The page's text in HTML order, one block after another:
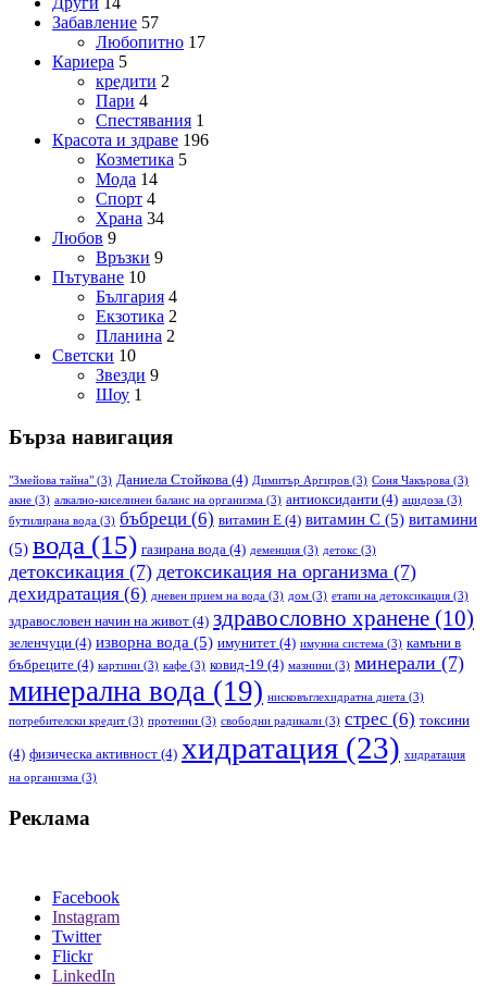
Забавление 57
Любопитно 17
Кариера 5
кредити 2
Пари 4
Спестявания 1
Красота и здраве 196
Козметика 5
Мода 14
Спорт 4
Храна 34
Любов 9
Връзки 9
Пътуване 10
България 4
Екзотика 2
Планина 2
Светски 10
Звезди 9
Шоу 1
Бърза навигация
"Змейова тайна" (3) Даниела Стойкова (4) Димитър Аргиров (3) Соня Чакърова (3)
акне (3) алкално-киселинен баланс на организма (3) антиоксиданти (4) ацидоза (3)
бутилирана вода (3) бъбреци (6) витамин Е (4) витамин С (5) витамини
(5) вода (15) газирана вода (4) деменция (3) детокс (3)
детоксикация (7) детоксикация на организма (7)
дехидратация (6) дневен прием на вода (3) дом (3) етапи на детоксикация (3)
здравословен начин на живот (4) здравословно хранене (10)
зеленчуци (4) изворна вода (5) имунитет (4) имунна система (3) камъни в
бъбреците (4) картини (3) кафе (3) ковид-19 (4) мазнини (3) минерали (7)
минерална вода (19) нисковъглехидратна диета (3)
потребителски кредит (3) протеини (3) свободни радикали (3) стрес (6) токсини
(4) физическа активност (4) хидратация (23) хидратация
на организма (3)
Реклама
Facebook
Instagram
Twitter
Flickr
LinkedIn